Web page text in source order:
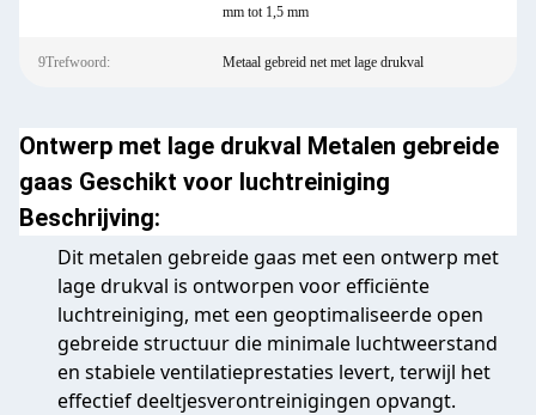
mm tot 1,5 mm
9Trefwoord: Metaal gebreid net met lage drukval
Ontwerp met lage drukval Metalen gebreide
gaas Geschikt voor luchtreiniging
Beschrijving:
Dit metalen gebreide gaas met een ontwerp met
lage drukval is ontworpen voor efficiënte
luchtreiniging, met een geoptimaliseerde open
gebreide structuur die minimale luchtweerstand
en stabiele ventilatieprestaties levert, terwijl het
effectief deeltjesverontreinigingen opvangt.